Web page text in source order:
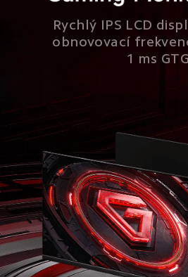
Rychlý IPS LCD
obnovovací
1 ms GTG